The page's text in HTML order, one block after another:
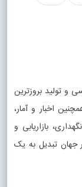
و تولید بروزترین
اخبار و آمار،
بازاریابی و
جهان تبدیل به یک